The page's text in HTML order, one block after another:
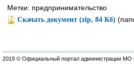
Метки: предпринимательство
Скачать документ (zip, 84 Кб)
2019 © Официальный портал администрации МО